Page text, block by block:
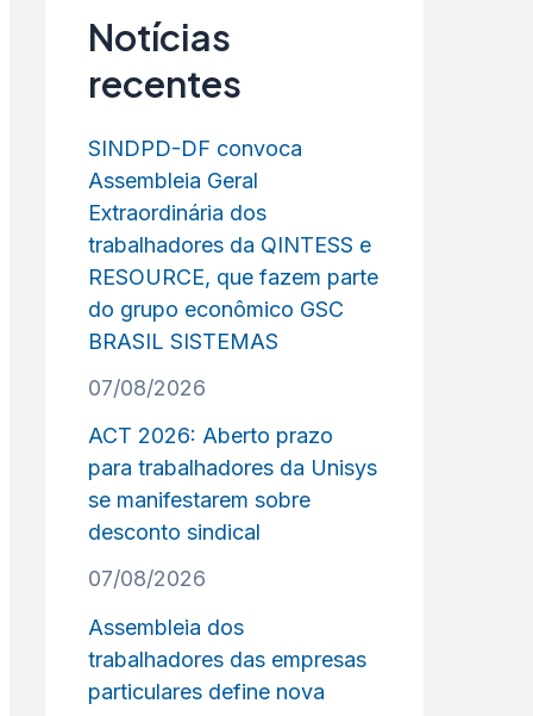
Notícias
recentes
SINDPD-DF convoca
Assembleia Geral
Extraordinária dos
trabalhadores da QINTESS e
RESOURCE, que fazem parte
do grupo econômico GSC
BRASIL SISTEMAS
07/08/2026
ACT 2026: Aberto prazo
para trabalhadores da Unisys
se manifestarem sobre
desconto sindical
07/08/2026
Assembleia dos
trabalhadores das empresas
particulares define nova